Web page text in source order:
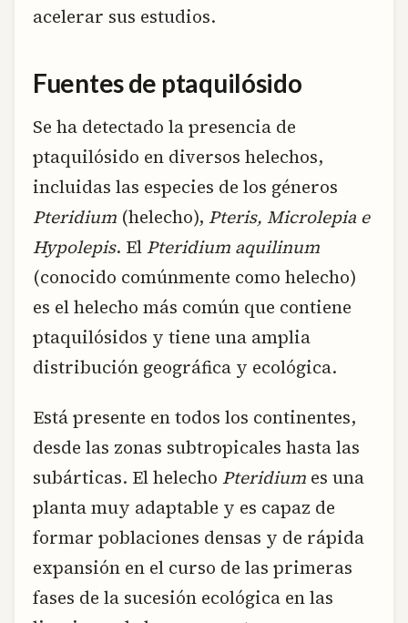
acelerar sus estudios.
Fuentes de ptaquilósido
Se ha detectado la presencia de
ptaquilósido en diversos helechos,
incluidas las especies de los géneros
Pteridium (helecho), Pteris, Microlepia e
Hypolepis. ElPteridium aquilinum
(conocido comúnmente como helecho)
es el helecho más común que contiene
ptaquilósidos y tiene una amplia
distribución geográfica y ecológica.
Está presente en todos los continentes,
desde las zonas subtropicales hasta las
subárticas. El helecho Pteridium es una
planta muy adaptable y es capaz de
formar poblaciones densas y de rápida
expansión en el curso de las primeras
fases de la sucesión ecológica en las